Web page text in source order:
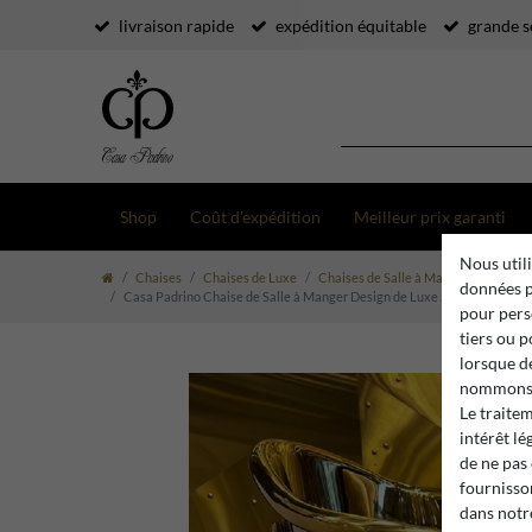
livraison rapide expédition équitable grande
Shop Coût d'expédition Meilleur prix garanti
Chaises Chaises de Luxe
Chaises de Salle à Manger avec
Casa Padrino Chaise de Salle à Manger Design de Luxe avec
Nous
données
pour
tiers ou
lorsque
Le
intérêt
de ne
dans